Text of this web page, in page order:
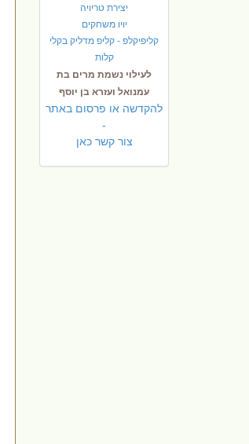
יצירת טריויה
יויו משחקים
קליפיקלפ - קליפ מדליק בקלי
קלות
לעילוי נשמת מרים בת
עמנואל ועזרא בן יוסף
להקדשה או פרסום באתר
-
צור קשר כאן